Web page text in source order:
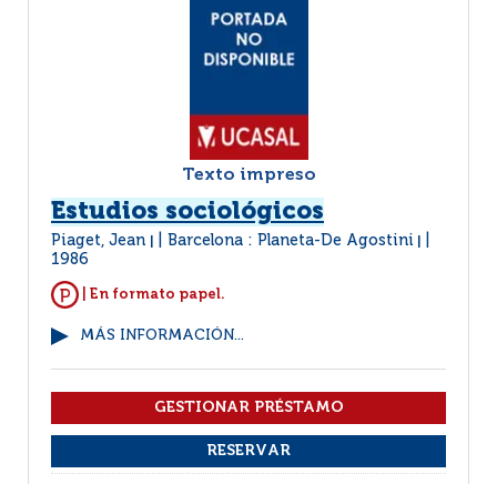
Texto impreso
Estudios sociológicos
Piaget, Jean Barcelona : Planeta-De Agostini
1986
| En formato papel.
MÁS INFORMACIÓN...